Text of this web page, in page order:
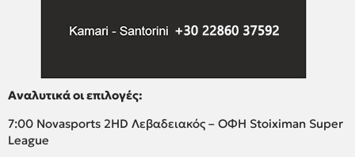
Αναλυτικά οι επιλογές:
7:00 Novasports 2HD Λεβαδειακός – ΟΦΗ Stoiximan Super
League